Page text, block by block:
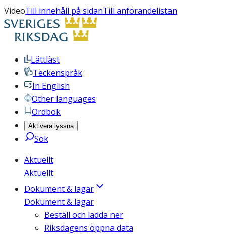
VideoTill innehåll på sidanTill anförandelistan
Lättläst
Teckenspråk
In English
Other languages
Ordbok
Aktivera lyssna
Sök
Aktuellt
Aktuellt
Dokument & lagar
Dokument & lagar
Beställ och ladda ner
Riksdagens öppna data